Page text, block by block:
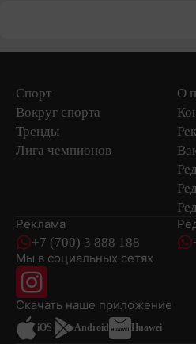
Спорт
Вокруг спорта
Тренды
Лига чемпионов
О
Реклама
+7 (700) 3 888 188
Мы в социальных сетях
Скачать наше приложение
iOS Android Huawei